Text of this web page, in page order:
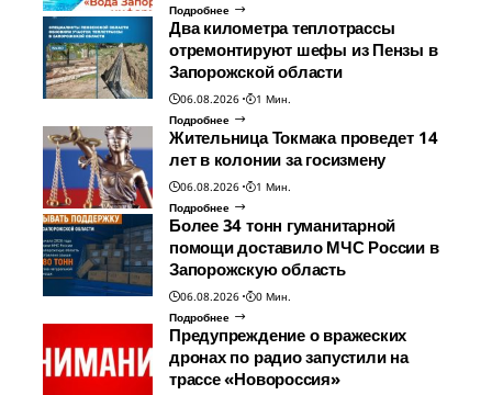
Подробнее
Два километра теплотрассы
отремонтируют шефы из Пензы в
Запорожской области
06.08.2026
1 Мин.
Подробнее
Жительница Токмака проведет 14
лет в колонии за госизмену
06.08.2026
1 Мин.
Подробнее
Более 34 тонн гуманитарной
помощи доставило МЧС России в
Запорожскую область
06.08.2026
0 Мин.
Подробнее
Предупреждение о вражеских
дронах по радио запустили на
трассе «Новороссия»